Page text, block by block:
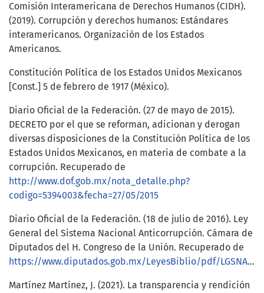
Comisión Interamericana de Derechos Humanos (CIDH).
(2019). Corrupción y derechos humanos: Estándares
interamericanos. Organización de los Estados
Americanos.
Constitución Política de los Estados Unidos Mexicanos
[Const.] 5 de febrero de 1917 (México).
Diario Oficial de la Federación. (27 de mayo de 2015).
DECRETO por el que se reforman, adicionan y derogan
diversas disposiciones de la Constitución Política de los
Estados Unidos Mexicanos, en materia de combate a la
corrupción. Recuperado de
http://www.dof.gob.mx/nota_detalle.php?
codigo=5394003&fecha=27/05/2015
Diario Oficial de la Federación. (18 de julio de 2016). Ley
General del Sistema Nacional Anticorrupción. Cámara de
Diputados del H. Congreso de la Unión. Recuperado de
https://www.diputados.gob.mx/LeyesBiblio/pdf/LGSNA_200521.pdf
Martínez Martínez, J. (2021). La transparencia y rendición